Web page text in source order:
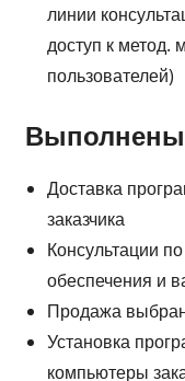
линии
доступ к метод.
пользователей)
Доставка
заказчика
Консультации
обеспечения и
Продажа
Установка
компьютеры